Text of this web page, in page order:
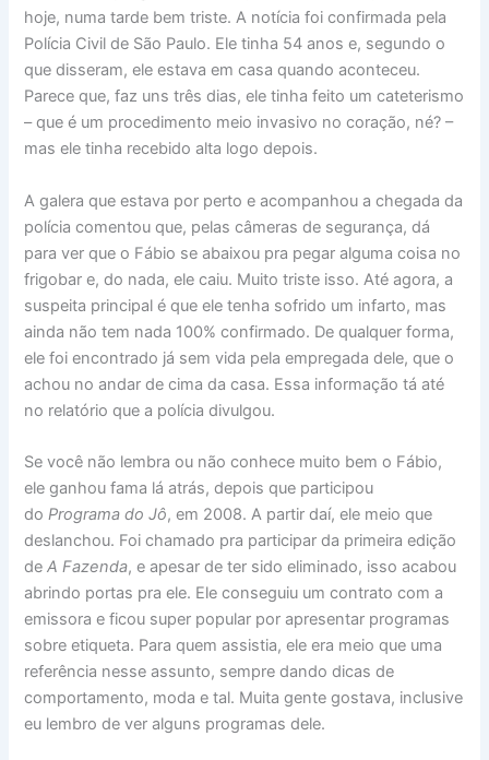
hoje, numa tarde bem triste. A notícia foi confirmada pela
Polícia Civil de São Paulo. Ele tinha 54 anos e, segundo o
que disseram, ele estava em casa quando aconteceu.
Parece que, faz uns três dias, ele tinha feito um cateterismo
– que é um procedimento meio invasivo no coração, né? –
mas ele tinha recebido alta logo depois.
A galera que estava por perto e acompanhou a chegada da
polícia comentou que, pelas câmeras de segurança, dá
para ver que o Fábio se abaixou pra pegar alguma coisa no
frigobar e, do nada, ele caiu. Muito triste isso. Até agora, a
suspeita principal é que ele tenha sofrido um infarto, mas
ainda não tem nada 100% confirmado. De qualquer forma,
ele foi encontrado já sem vida pela empregada dele, que o
achou no andar de cima da casa. Essa informação tá até
no relatório que a polícia divulgou.
Se você não lembra ou não conhece muito bem o Fábio,
ele ganhou fama lá atrás, depois que participou
doPrograma do Jô, em 2008. A partir daí, ele meio que
deslanchou. Foi chamado pra participar da primeira edição
deA Fazenda, e apesar de ter sido eliminado, isso acabou
abrindo portas pra ele. Ele conseguiu um contrato com a
emissora e ficou super popular por apresentar programas
sobre etiqueta. Para quem assistia, ele era meio que uma
referência nesse assunto, sempre dando dicas de
comportamento, moda e tal. Muita gente gostava, inclusive
eu lembro de ver alguns programas dele.